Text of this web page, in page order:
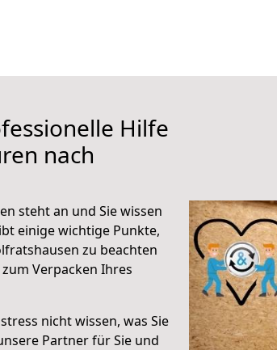
Hilfe
nach
steht an und Sie wissen
einige wichtige Punkte,
zu beachten
Verpacken Ihres
nicht wissen, was Sie
Partner für Sie und